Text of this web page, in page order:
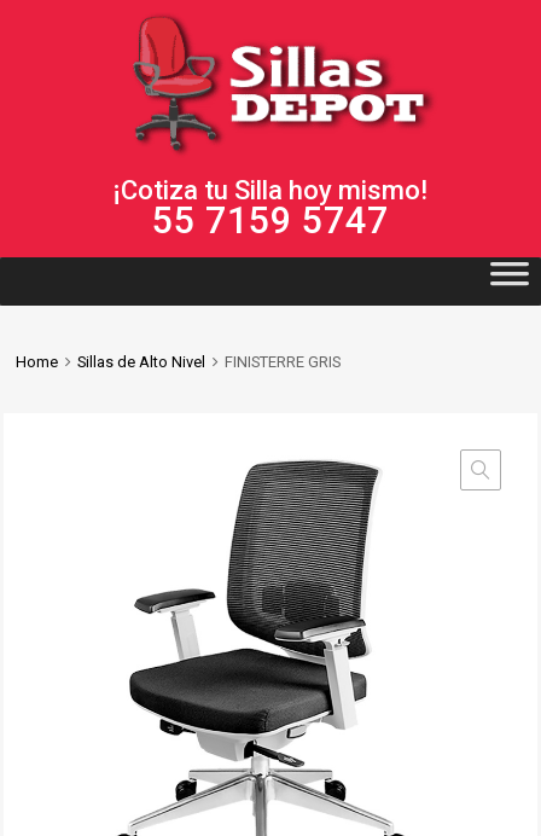
¡Cotiza tu Silla hoy mismo!
55 7159 5747
Home Sillas de Alto Nivel FINISTERRE GRIS